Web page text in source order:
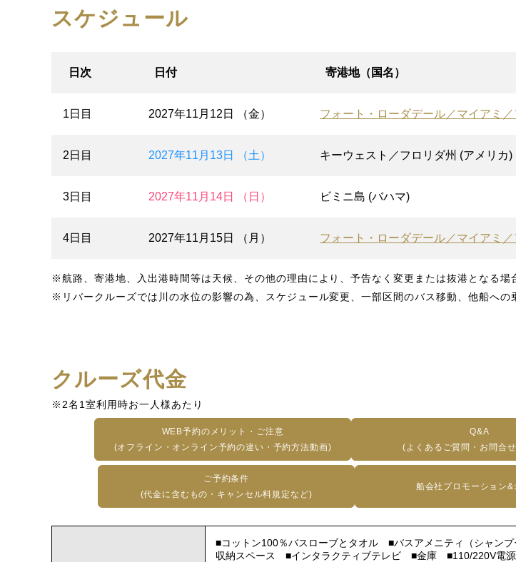
スケジュール
日次 日付 寄港地（国名）
1日目 2027年11月12日 （金） フォート・ローダデール／マイアミ
2日目 2027年11月13日 （土） キーウェスト／フロリダ州 (アメリカ)
3日目 2027年11月14日 （日） ビミニ島 (バハマ)
4日目 2027年11月15日 （月） フォート・ローダデール／マイアミ
※航路、寄港地、入出港時間等は天候、その他の理由により、予告なく変更または抜港となる場
※リバークルーズでは川の水位の影響の為、スケジュール変更、一部区間のバス移動、他船への
クルーズ代金
※2名1室利用時お一人様あたり
WEB予約のメリット・ご注意
(オフライン・オンライン予約の違い・予約方法動画)
Q&A
(よくあるご質問・お問合
ご予約条件
(代金に含むもの・キャンセル料規定など)
船会社プロモーション&
■コットン100％バスローブとタオル ■バスアメニティ（シャン
収納スペース ■インタラクティブテレビ ■金庫 ■110/220V電